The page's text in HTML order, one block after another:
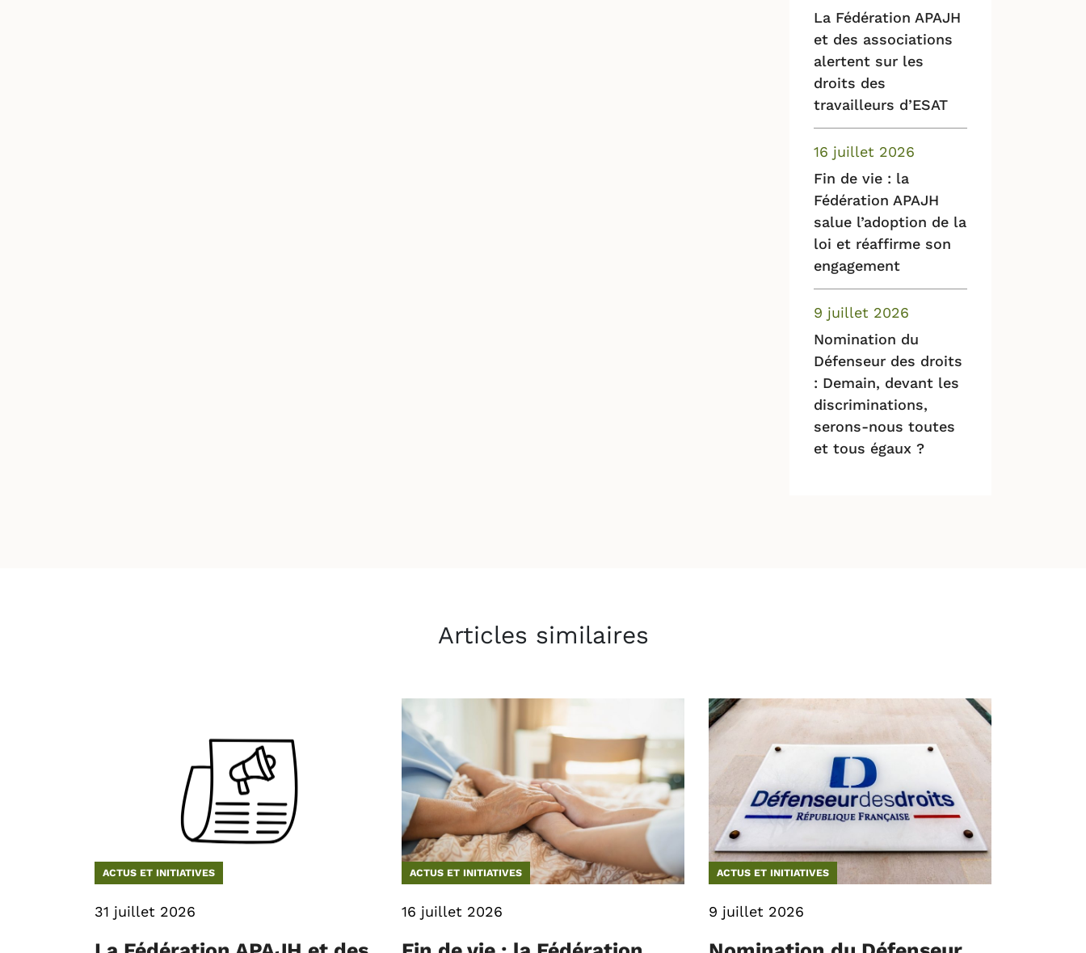
La Fédération APAJH
et des associations
alertent sur les
droits des
travailleurs d’ESAT
Fin de vie : la
Fédération APAJH
salue l’adoption de la
loi et réaffirme son
engagement
16 juillet 2026
Nomination du
Défenseur des droits
: Demain, devant les
discriminations,
serons-nous toutes
et tous égaux ?
9 juillet 2026
Articles similaires
ACTUS ET INITIATIVES
31 juillet 2026
ACTUS ET INITIATIVES
16 juillet 2026
ACTUS ET INITIATIVES
9 juillet 2026